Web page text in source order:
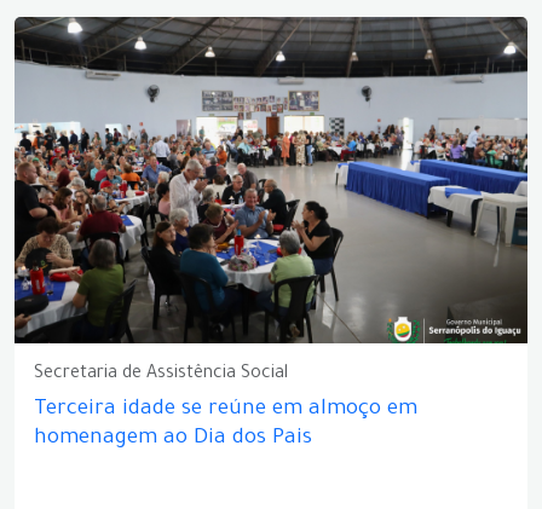
Secretaria de Assistência Social
Terceira idade se reúne em almoço em
homenagem ao Dia dos Pais